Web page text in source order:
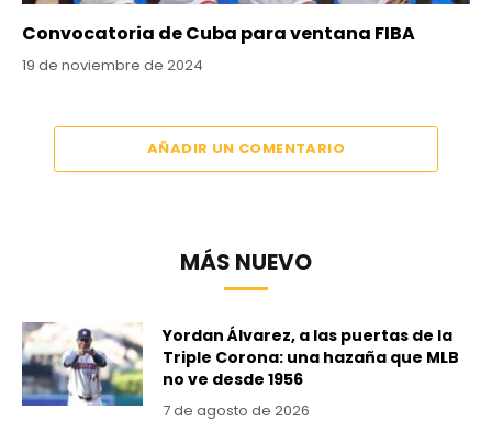
Convocatoria de Cuba para ventana FIBA
19 de noviembre de 2024
AÑADIR UN COMENTARIO
MÁS NUEVO
Yordan Álvarez, a las puertas de la
Triple Corona: una hazaña que MLB
no ve desde 1956
7 de agosto de 2026